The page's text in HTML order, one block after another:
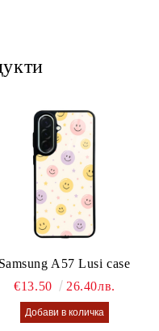
Samsung A57 Lusi case
€13.50
26.40лв.